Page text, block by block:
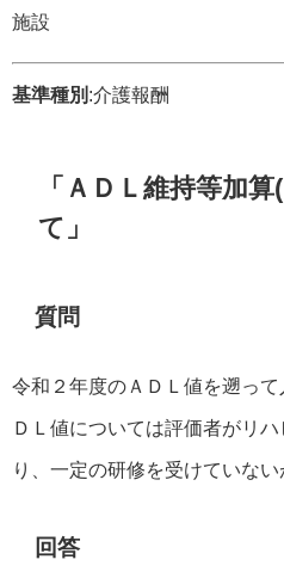
施設
基準種別 :介護報酬
「ＡＤＬ維持等加
て」
質問
令和２年度のＡＤＬ値を遡っ
ＤＬ値については評価者がリ
り、一定の研修を受けていない
回答